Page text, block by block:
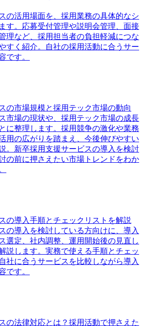
の活用場面を、採用業務の具体的なシ
す。応募受付管理や説明会管理、面接
理など、採用担当者の負担軽減につな
すく紹介。自社の採用活動に合うサー
です。
の市場規模と採用テック市場の動向
市場の現状や、採用テック市場の成長
に整理します。採用競争の激化や業務
用の広がりを踏まえ、今後伸びやすい
。新卒採用支援サービスの導入を検討
の前に押さえたい市場トレンドをわか
の導入手順とチェックリストを解説
の導入を検討している方向けに、導入
選定、社内調整、運用開始後の見直し
説します。実務で使える手順とチェッ
社に合うサービスを比較しながら導入
です。
の法律対応とは？採用活動で押さえた